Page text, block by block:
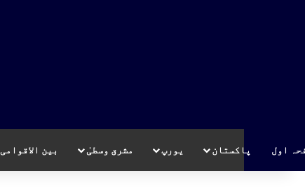
اول پاکستان یورپ مشرق وسطیٰ بین الاقوامی